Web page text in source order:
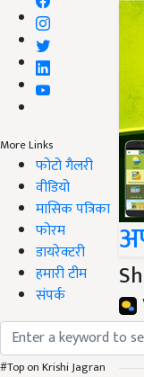
More Links
फोटो गैलरी
वीडियो
मासिक पत्रिका
फोरम
डायरेक्टरी
हमारी टीम
संपर्क
#Top on Krishi Jagran